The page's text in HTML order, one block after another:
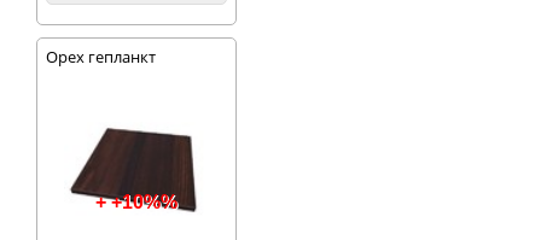
Орех гепланкт
+ +10%%